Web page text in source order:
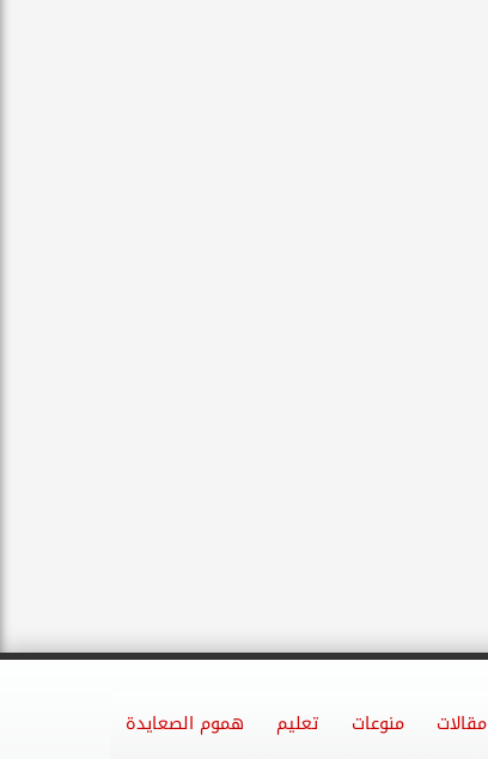
مقالات منوعات تعليم هموم الصعايدة